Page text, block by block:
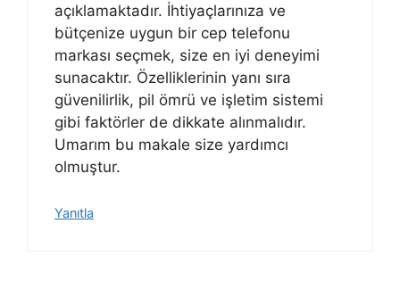
açıklamaktadır. İhtiyaçlarınıza ve
bütçenize uygun bir cep telefonu
markası seçmek, size en iyi deneyimi
sunacaktır. Özelliklerinin yanı sıra
güvenilirlik, pil ömrü ve işletim sistemi
gibi faktörler de dikkate alınmalıdır.
Umarım bu makale size yardımcı
olmuştur.
Yanıtla